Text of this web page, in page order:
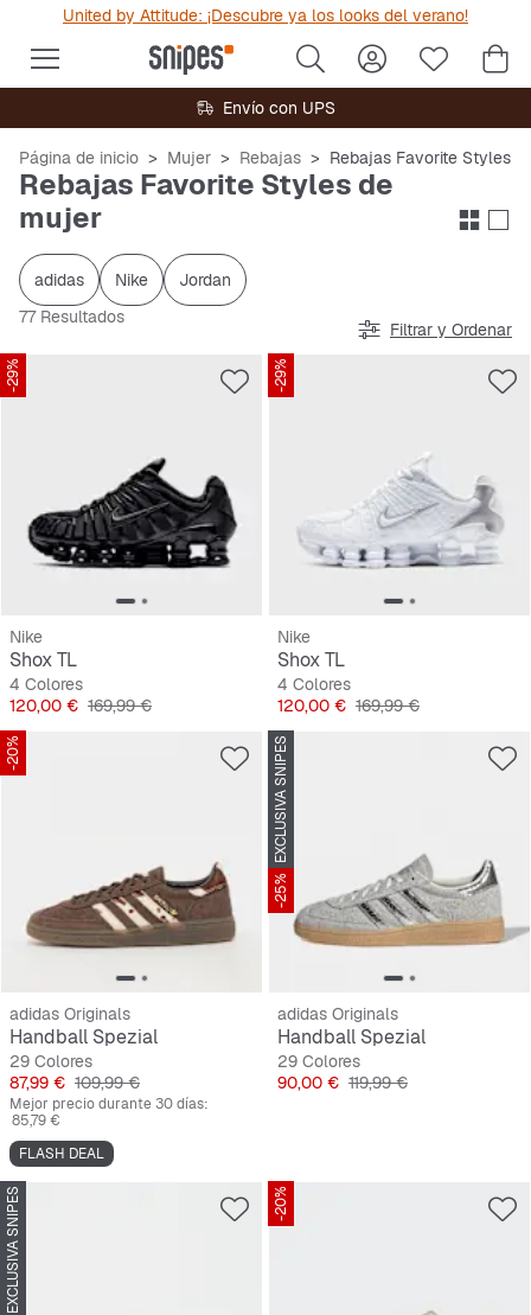
United by Attitude: ¡Descubre ya los looks del verano!
Envío con UPS
Página de inicio Mujer Rebajas Rebajas Favorite Styles
Rebajas Favorite Styles de
mujer
adidas Nike
Jordan
77 Resultados
Filtrar y Ordenar
-29%
Nike
Shox TL
4 Colores
Precio
120,00 € Precio original
169,99 €
-29%
Nike
Shox TL
4 Colores
Precio
120,00 € Precio original
169,99 €
-20%
adidas Originals
Handball Spezial
29 Colores
Precio
87,99 € Precio original
109,99 €
Mejor precio durante 30 días:
85,79 €
FLASH DEAL
EXCLUSIVA SNIPES
-25%
adidas Originals
Handball Spezial
29 Colores
Precio
90,00 € Precio original
119,99 €
EXCLUSIVA SNIPES -20%